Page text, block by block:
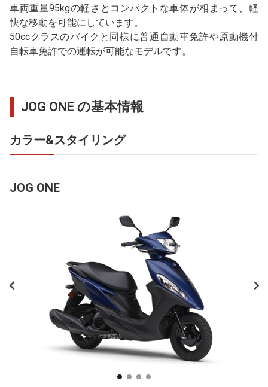
車両重量95kgの軽さとコンパクトな車体が相まって、軽
快な移動を可能にしています。
50ccクラスのバイクと同様に普通自動車免許や原動機付
自転車免許での運転が可能なモデルです。
JOG ONE の基本情報
カラー&スタイリング
JOG ONE